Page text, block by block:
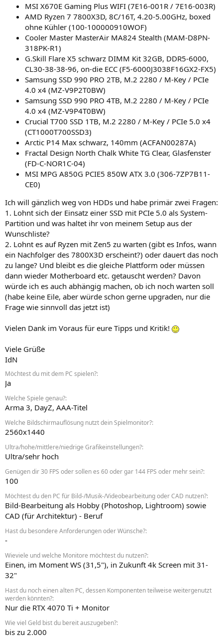
MSI X670E Gaming Plus WIFI (7E16-001R / 7E16-003R)
AMD Ryzen 7 7800X3D, 8C/16T, 4.20-5.00GHz, boxed
ohne Kühler (100-100000910WOF)
Cooler Master MasterAir MA824 Stealth (MAM-D8PN-
318PK-R1)
G.Skill Flare X5 schwarz DIMM Kit 32GB, DDR5-6000,
CL30-38-38-96, on-die ECC (F5-6000J3038F16GX2-FX5)
Samsung SSD 990 PRO 2TB, M.2 2280 / M-Key / PCIe
4.0 x4 (MZ-V9P2T0BW)
Samsung SSD 990 PRO 4TB, M.2 2280 / M-Key / PCIe
4.0 x4 (MZ-V9P4T0BW)
Crucial T700 SSD 1TB, M.2 2280 / M-Key / PCIe 5.0 x4
(CT1000T700SSD3)
Arctic P14 Max schwarz, 140mm (ACFAN00287A)
Fractal Design North Chalk White TG Clear, Glasfenster
(FD-C-NOR1C-04)
MSI MPG A850G PCIE5 850W ATX 3.0 (306-7ZP7B11-
CE0)
Ich will gänzlich weg von HDDs und habe primär zwei Fragen:
1. Lohnt sich der Einsatz einer SSD mit PCIe 5.0 als System-
Partition und was haltet ihr von meinem Setup aus der
Wunschliste?
2. Lohnt es auf Ryzen mit Zen5 zu warten (gibt es Infos, wann
ein Nachfolger des 7800X3D erscheint?) oder dauert das noch
zu lange? Und bleibt es die gleiche Plattform oder müssen
dann wieder Motherboard etc. getauscht werden? Davon
würde ich es auch abhängig machen, ob ich noch warten soll
(habe keine Eile, aber würde schon gerne upgraden, nur die
Frage wie sinnvoll das jetzt ist)
Vielen Dank im Voraus für eure Tipps und Kritik!
Viele Grüße
IdN
Möchtest du mit dem PC spielen?
Ja
Welche Spiele genau?
Arma 3, DayZ, AAA-Titel
Welche Bildschirmauflösung nutzt dein Spielmonitor?
2560x1440
Ultra/hohe/mittlere/niedrige Grafikeinstellungen?
Ultra/sehr hoch
Genügen dir 30 FPS oder sollen es 60 oder gar 144 FPS oder mehr sein?
100
Möchtest du den PC für Bild-/Musik-/Videobearbeitung oder CAD nutzen?
Bild-Bearbeitung als Hobby (Photoshop, Lightroom) sowie
CAD (für Architektur) - Beruf
Hast du besondere Anforderungen oder Wünsche?
-
Wieviele und welche Monitore möchtest du nutzen?
Einen, im Moment WS (31,5"), in Zukunft 4k Screen mit 31-
32"
Hast du noch einen alten PC, dessen Komponenten teilweise weitergenutzt
werden könnten?
Nur die RTX 4070 Ti + Monitor
Wie viel Geld bist du bereit auszugeben?
bis zu 2.000